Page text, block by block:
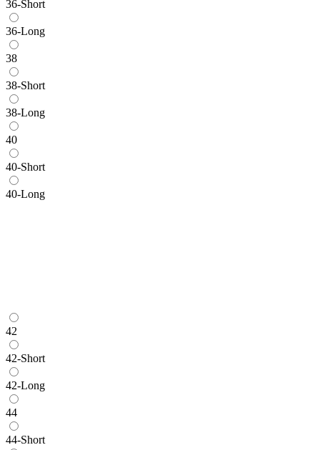
36-Short
36-Long
38
38-Short
38-Long
40
40-Short
40-Long
42
42-Short
42-Long
44
44-Short